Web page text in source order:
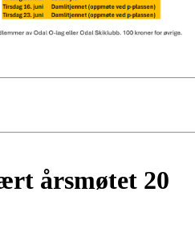
årsmøtet 20